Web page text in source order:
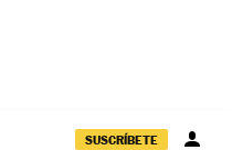
SUSCRÍBETE